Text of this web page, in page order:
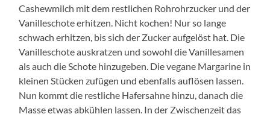
Cashewmilch mit dem restlichen Rohrohrzucker und der
Vanilleschote erhitzen. Nicht kochen! Nur so lange
schwach erhitzen, bis sich der Zucker aufgelöst hat. Die
Vanilleschote auskratzen und sowohl die Vanillesamen
als auch die Schote hinzugeben. Die vegane Margarine in
kleinen Stücken zufügen und ebenfalls auflösen lassen.
Nun kommt die restliche Hafersahne hinzu, danach die
Masse etwas abkühlen lassen. In der Zwischenzeit das